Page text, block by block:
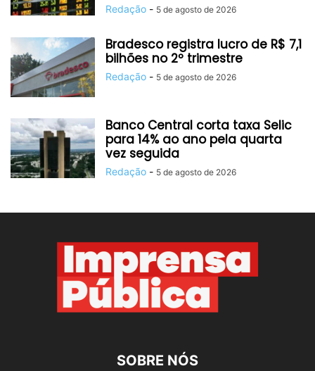
Redação - 5 de agosto de 2026
Bradesco registra lucro de R$ 7,1
bilhões no 2º trimestre
Redação - 5 de agosto de 2026
Banco Central corta taxa Selic
para 14% ao ano pela quarta
vez seguida
Redação - 5 de agosto de 2026
SOBRE NÓS